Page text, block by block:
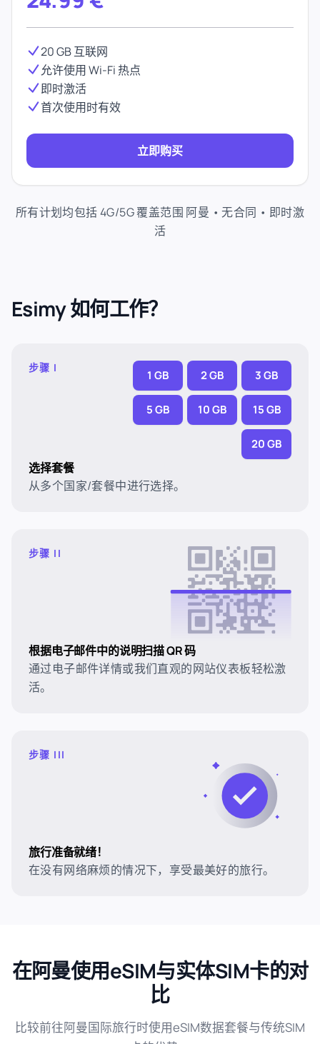
20 GB 互联网
允许使用 Wi-Fi 热点
即时激活
首次使用时有效
立即购买
所有计划均包括 4G/5G 覆盖范围 阿曼 • 无合同 • 即时激
活
Esimy 如何工作？
步骤 I
1 GB 2 GB 3 GB
5 GB 10 GB 15 GB
20 GB
选择套餐
从多个国家/套餐中进行选择。
步骤 II
根据电子邮件中的说明扫描 QR 码
通过电子邮件详情或我们直观的网站仪表板轻松激
活。
步骤 III
旅行准备就绪！
在没有网络麻烦的情况下，享受最美好的旅行。
在阿曼使用eSIM与实体SIM卡的对
比
比较前往阿曼国际旅行时使用eSIM数据套餐与传统SIM